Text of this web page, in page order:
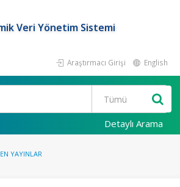
Veri Yönetim Sistemi
Araştırmacı Girişi English
Detaylı Arama
YAYINLAR